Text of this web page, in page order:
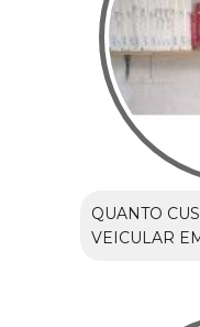
QUANTO
VEICULAR